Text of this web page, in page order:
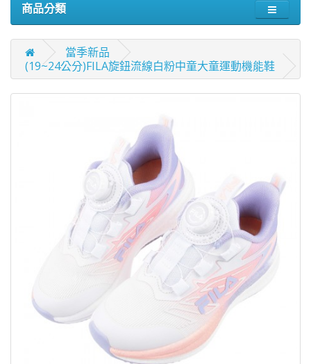
商品分類
當季新品
(19~24公分)FILA旋鈕流線白粉中童大童運動機能鞋